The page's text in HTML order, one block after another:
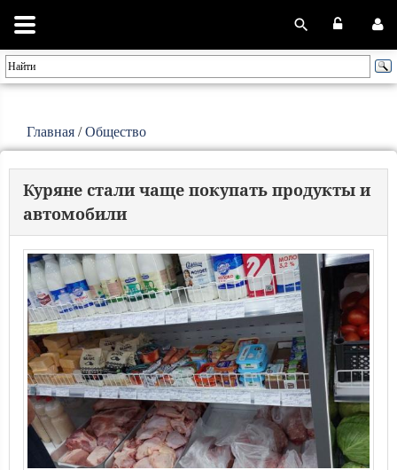
Главная /Общество
Куряне стали чаще покупать продукты и
автомобили